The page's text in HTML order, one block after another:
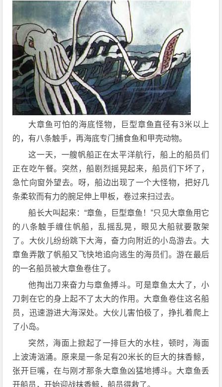
大章鱼可怕的海底怪物，巨型章鱼直径有3米以上
的，有八条触手，再海底专门捕食鱼和甲壳动物。
这一天，一艘帆船正在太平洋航行，船上的船员们
正在吃午餐。突然，船剧烈摇晃起来，船员们下坏了，
急忙向窗外望去。呀，船边出现了一个大怪物，把好几
条柔软而有力的腕足伸上甲板，卷过来扫过去。
船长大叫起来：“章鱼，巨型章鱼！”只见大章鱼用它
的八条触手缠住帆船，乱摇乱晃，眼见大船就要散架
了。大伙儿纷纷跳下大海，奋力向附近的小岛游去。大
章鱼弄散了帆船又飞快地追向逃生的海员们。游在最后
的一名船员被大章鱼卷住了。
他掏出刀来奋力与章鱼搏斗。可是章鱼太大了，小
刀刺在它的身上起不了太大的作用。大章鱼卷住这名船
员，迅速游进大海深处。大伙儿害怕极了，挣扎着爬上
了小岛。
突然，海面上掀起了一排巨大的水柱，顿时，海面
上波涛汹涌。原来是一条足有20米长的巨大的抹香鲸，
张开巨嘴，在与刚才那条大章鱼凶猛地搏斗。大章鱼丢
开船员，开始迎战抹香鲸，船员得救了。